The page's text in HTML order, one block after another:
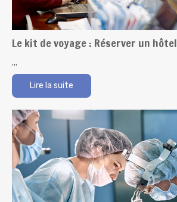
Le kit de voyage : Réserver un hôtel
...
Lire la suite